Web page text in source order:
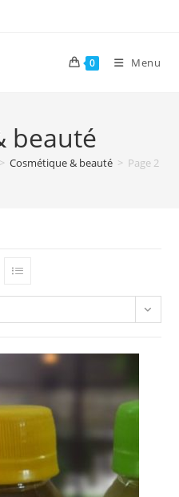
0 Menu
beauté
> Cosmétique & beauté > Page 2